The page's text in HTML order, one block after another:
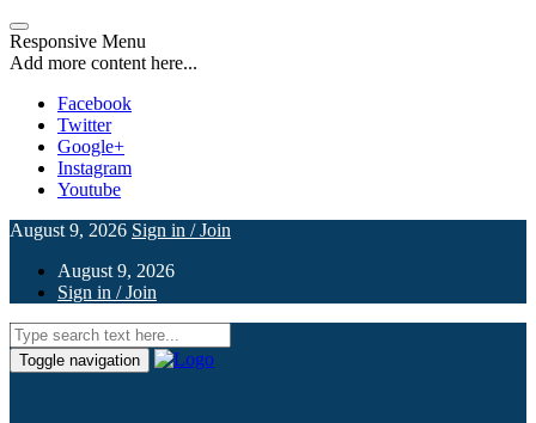
Responsive Menu
Add more content here...
Facebook
Twitter
Google+
Instagram
Youtube
August 9, 2026 Sign in / Join
August 9, 2026
Sign in / Join
Toggle navigation